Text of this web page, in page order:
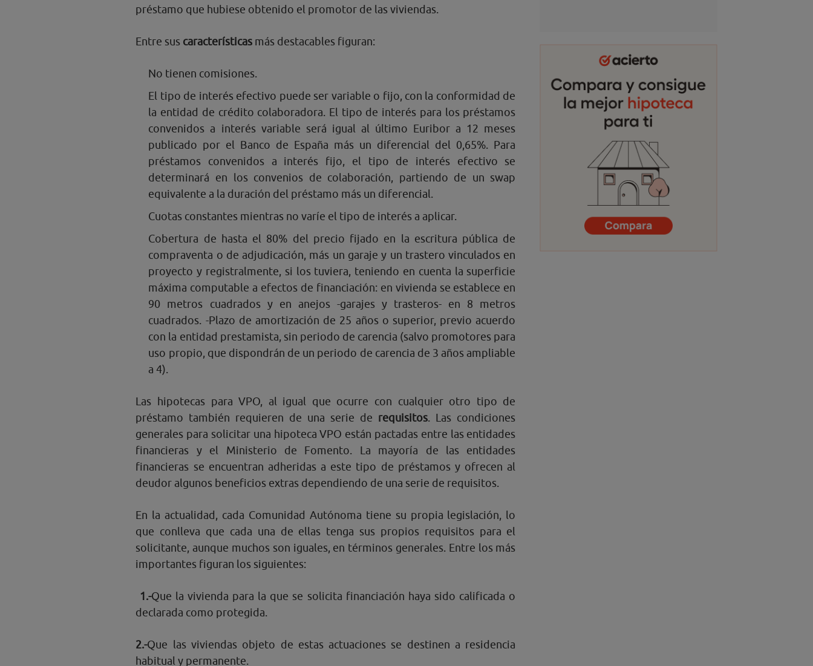
préstamo que hubiese obtenido el promotor de las viviendas.
Entre sus características más destacables figuran:
No tienen comisiones.
El tipo de interés efectivo puede ser variable o fijo, con la conformidad de
la entidad de crédito colaboradora. El tipo de interés para los préstamos
convenidos a interés variable será igual al último Euribor a 12 meses
publicado por el Banco de España más un diferencial del 0,65%. Para
préstamos convenidos a interés fijo, el tipo de interés efectivo se
determinará en los convenios de colaboración, partiendo de un swap
equivalente a la duración del préstamo más un diferencial.
Cuotas constantes mientras no varíe el tipo de interés a aplicar.
Cobertura de hasta el 80% del precio fijado en la escritura pública de
compraventa o de adjudicación, más un garaje y un trastero vinculados en
proyecto y registralmente, si los tuviera, teniendo en cuenta la superficie
máxima computable a efectos de financiación: en vivienda se establece en
90 metros cuadrados y en anejos -garajes y trasteros- en 8 metros
cuadrados. -Plazo de amortización de 25 años o superior, previo acuerdo
con la entidad prestamista, sin periodo de carencia (salvo promotores para
uso propio, que dispondrán de un periodo de carencia de 3 años ampliable
a 4).
Las hipotecas para VPO, al igual que ocurre con cualquier otro tipo de
préstamo también requieren de una serie de requisitos. Las condiciones
generales para solicitar una hipoteca VPO están pactadas entre las entidades
financieras y el Ministerio de Fomento. La mayoría de las entidades
financieras se encuentran adheridas a este tipo de préstamos y ofrecen al
deudor algunos beneficios extras dependiendo de una serie de requisitos.
En la actualidad, cada Comunidad Autónoma tiene su propia legislación, lo
que conlleva que cada una de ellas tenga sus propios requisitos para el
solicitante, aunque muchos son iguales, en términos generales. Entre los más
importantes figuran los siguientes:
1.-Que la vivienda para la que se solicita financiación haya sido calificada o
declarada como protegida.
2.-Que las viviendas objeto de estas actuaciones se destinen a residencia
habitual y permanente.